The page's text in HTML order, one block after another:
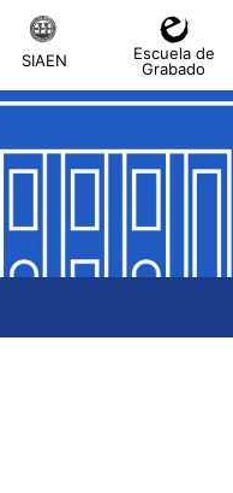
SIAEN
Escuela de
Grabado